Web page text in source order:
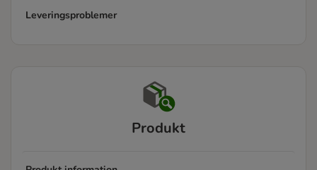
Leveringsproblemer
Produkt